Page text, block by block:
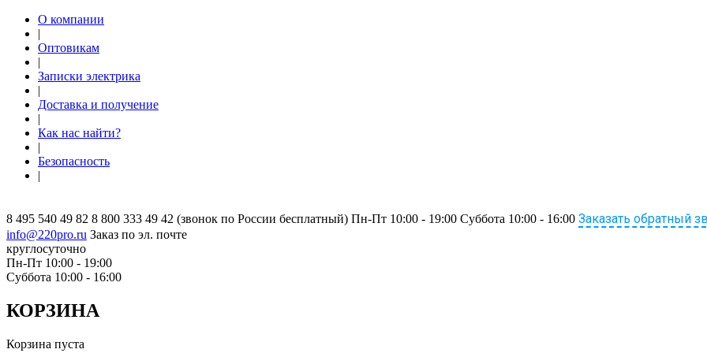
О компании
|
Оптовикам
|
Записки электрика
|
Доставка и получение
|
Как нас найти?
|
Безопасность
|
8 495 540 49 82 8 800 333 49 42 (звонок по России бесплатный) Пн-Пт 10:00 - 19:00 Суббота 10:00 - 16:00 Заказать обратный
info@220pro.ru Заказ по эл. почте
круглосуточно
Пн-Пт 10:00 - 19:00
Суббота 10:00 - 16:00
КОРЗИНА
Корзина пуста